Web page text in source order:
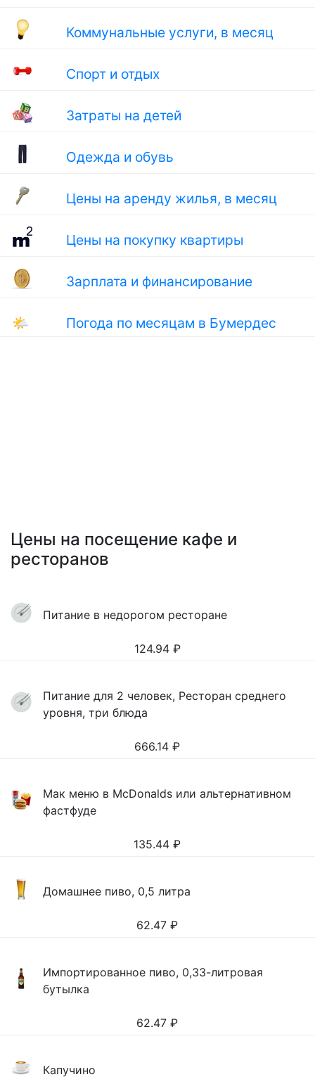
Коммунальные услуги, в месяц
Спорт и отдых
Затраты на детей
Одежда и обувь
Цены на аренду жилья, в месяц
Цены на покупку квартиры
Зарплата и финансирование
🌤 Погода по месяцам в Бумердес
Цены на посещение кафе и
ресторанов
Питание в недорогом ресторане
124.94 ₽
Питание для 2 человек, Ресторан среднего
уровня, три блюда
666.14 ₽
Мак меню в McDonalds или альтернативном
фастфуде
135.44 ₽
Домашнее пиво, 0,5 литра
62.47 ₽
Импортированное пиво, 0,33-литровая
бутылка
62.47 ₽
Капучино